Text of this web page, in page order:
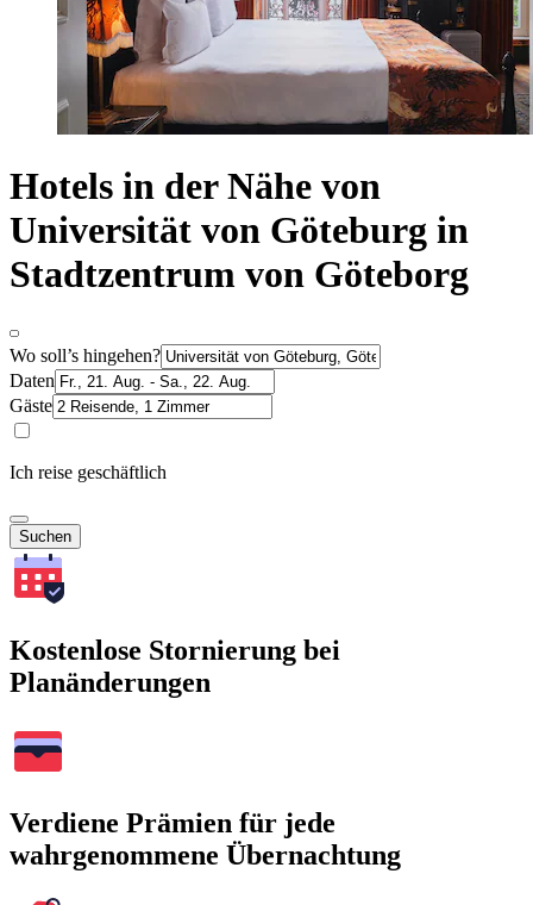
Hotels in der Nähe von
Universität von Göteburg in
Stadtzentrum von Göteborg
Wo soll’s hingehen?
Daten
Gäste
Ich reise geschäftlich
Suchen
Kostenlose Stornierung bei
Planänderungen
Verdiene Prämien für jede
wahrgenommene Übernachtung